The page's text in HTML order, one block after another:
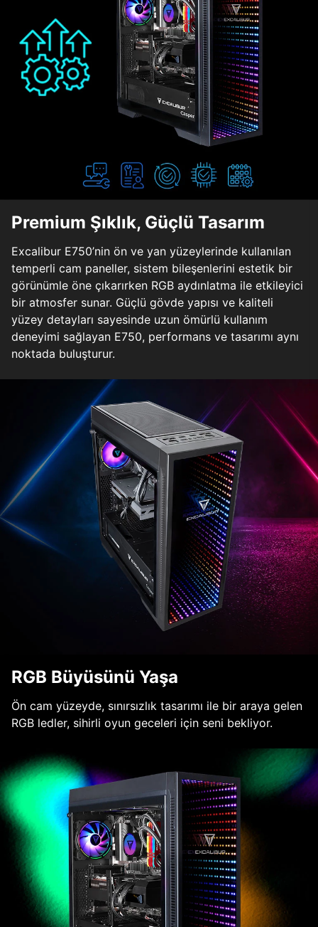
Premium Şıklık, Güçlü Tasarım
Excalibur E750’nin ön ve yan yüzeylerinde kullanılan
temperli cam paneller, sistem bileşenlerini estetik bir
görünümle öne çıkarırken RGB aydınlatma ile etkileyici
bir atmosfer sunar. Güçlü gövde yapısı ve kaliteli
yüzey detayları sayesinde uzun ömürlü kullanım
deneyimi sağlayan E750, performans ve tasarımı aynı
noktada buluşturur.
RGB Büyüsünü Yaşa
Ön cam yüzeyde, sınırsızlık tasarımı ile bir araya gelen
RGB ledler, sihirli oyun geceleri için seni bekliyor.